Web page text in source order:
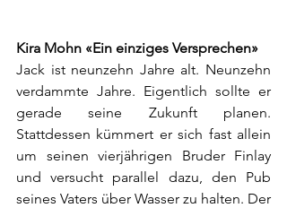
Kira Mohn «Ein einziges Versprechen»
Jack ist neunzehn Jahre alt. Neunzehn
verdammte Jahre. Eigentlich sollte er
gerade seine Zukunft planen.
Stattdessen kümmert er sich fast allein
um seinen vierjährigen Bruder Finlay
und versucht parallel dazu, den Pub
seines Vaters über Wasser zu halten. Der